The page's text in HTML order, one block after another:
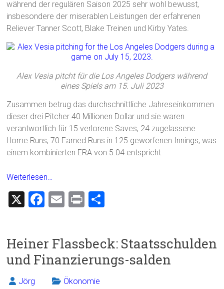
während der regulären Saison 2025 sehr wohl bewusst,
insbesondere der miserablen Leistungen der erfahrenen
Reliever Tanner Scott, Blake Treinen und Kirby Yates.
Alex Vesia pitcht für die Los Angeles Dodgers während
eines Spiels am 15. Juli 2023
Zusammen betrug das durchschnittliche Jahreseinkommen
dieser drei Pitcher 40 Millionen Dollar und sie waren
verantwortlich für 15 verlorene Saves, 24 zugelassene
Home Runs, 70 Earned Runs in 125 geworfenen Innings, was
einem kombinierten ERA von 5.04 entspricht.
Weiterlesen…
X
F
b
o
ok
E
l
Pr
n
Heiner Flassbeck: Staatsschulden
und Finanzierungs-salden
Jörg Ökonomie